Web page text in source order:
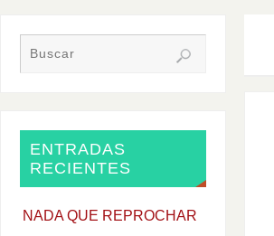
ENTRADAS
RECIENTES
NADA QUE REPROCHAR